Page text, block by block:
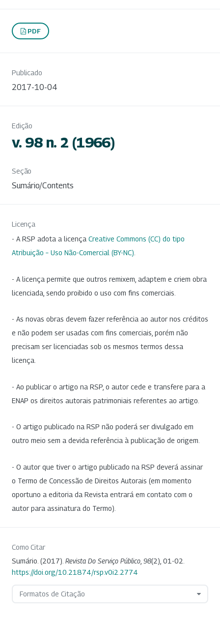
PDF
Publicado
2017-10-04
Edição
v. 98 n. 2 (1966)
Seção
Sumário/Contents
Licença
- A RSP adota a licença Creative Commons (CC) do tipo
Atribuição – Uso Não-Comercial (BY-NC)
- A licença permite que outros remixem, adaptem e criem obra
licenciada, sendo proibido o uso com fins comerciais.
- As novas obras devem fazer referência ao autor nos créditos
e não podem ser usadas com fins comerciais, porém não
precisam ser licenciadas sob os mesmos termos dessa
licença.
- Ao publicar o artigo na RSP, o autor cede e transfere para a
ENAP os direitos autorais patrimoniais referentes ao artigo.
- O artigo publicado na RSP não poderá ser divulgado em
outro meio sem a devida referência à publicação de origem.
- O autor que tiver o artigo publicado na RSP deverá assinar
o Termo de Concessão de Direitos Autorais (em momento
oportuno a editoria da Revista entrará em contato com o
autor para assinatura do Termo).
Como Citar
Sumário. (2017). Revista Do Serviço Público 98(2), 01-02.
https://doi.org/10.21874/rsp.v0i2.2774
Formatos de Citação